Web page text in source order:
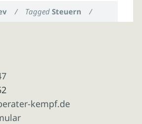
/ TaggedSteuern /
kempf.de